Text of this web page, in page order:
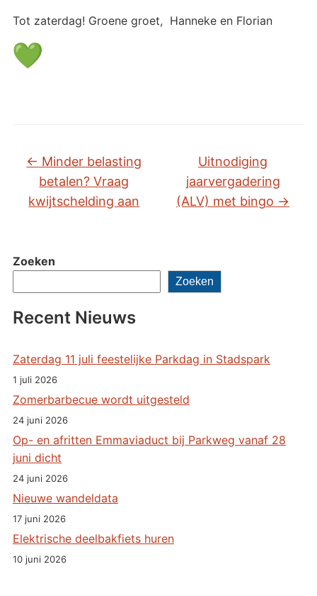
Zoeken
Zoeken
Recent Nieuws
Zaterdag 11 juli feestelijke Parkdag in Stadspark
1 juli 2026
Zomerbarbecue wordt uitgesteld
24 juni 2026
Op- en afritten Emmaviaduct bij Parkweg vanaf 28
juni dicht
24 juni 2026
Nieuwe wandeldata
17 juni 2026
Elektrische deelbakfiets huren
10 juni 2026
Tot zaterdag! Groene groet, Hanneke en Florian
← Minder belasting
betalen? Vraag
kwijtschelding aan
Uitnodiging
jaarvergadering
(ALV) met bingo →